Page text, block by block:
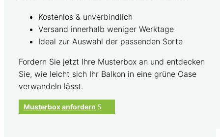
Kostenlos & unverbindlich
Versand innerhalb weniger Werktage
Ideal zur Auswahl der passenden Sorte
Fordern Sie jetzt Ihre Musterbox an und entdecken
Sie, wie leicht sich Ihr Balkon in eine grüne Oase
verwandeln lässt.
Musterbox anfordern